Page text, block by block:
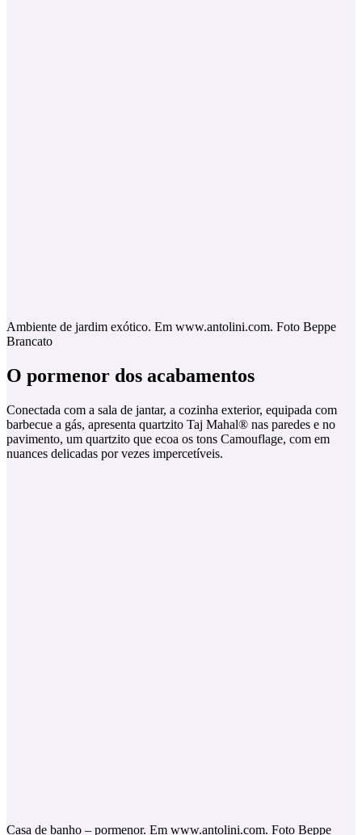
Ambiente de jardim exótico. Em www.antolini.com. Foto Beppe
Brancato
O pormenor dos acabamentos
Conectada com a sala de jantar, a cozinha exterior, equipada com
barbecue a gás, apresenta quartzito Taj Mahal® nas paredes e no
pavimento, um quartzito que ecoa os tons Camouflage, com em
nuances delicadas por vezes impercetíveis.
Casa de banho – pormenor. Em www.antolini.com. Foto Beppe